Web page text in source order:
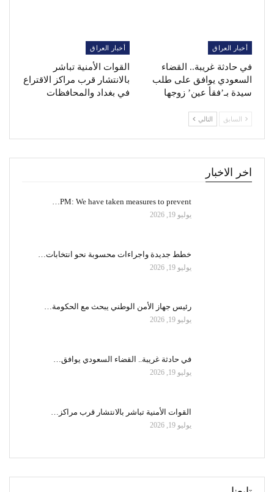
أخبار العراق
في حادثة غريبة.. القضاء
السعودي يوافق على طلب
سيدة بـ’فقأ عين’ زوجها
أخبار العراق
القوات الأمنية تباشر
بالانتشار قرب مراكز الاقتراع
في بغداد والمحافظات
السابق التالي
اخر الاخبار
PM: We have taken measures to prevent…
يوليو 19, 2026
خطط جديدة واجراءات محسوبة نحو انتخابات…
يوليو 19, 2026
رئيس جهاز الأمن الوطني يبحث مع الحكومة…
يوليو 19, 2026
في حادثة غريبة.. القضاء السعودي يوافق…
يوليو 19, 2026
القوات الأمنية تباشر بالانتشار قرب مراكز…
يوليو 19, 2026